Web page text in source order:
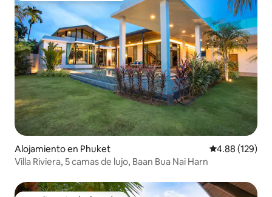
Alojamiento en Phuket Calificación
4.88 (129)
Villa Riviera, 5 camas de lujo, Baan Bua Nai Harn